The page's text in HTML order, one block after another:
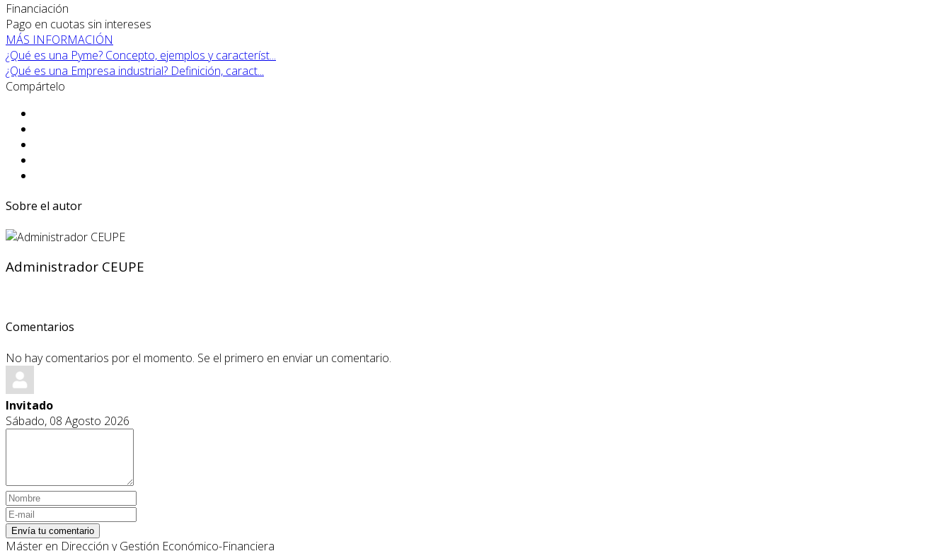
Financiación
Pago en cuotas sin intereses
MÁS INFORMACIÓN
¿Qué es una Pyme? Concepto, ejemplos y característ...
¿Qué es una Empresa industrial? Definición, caract...
Compártelo
Sobre el autor
Administrador CEUPE
Comentarios
No hay comentarios por el momento. Se el primero en enviar un comentario.
Invitado
Sábado, 08 Agosto 2026
Envía tu comentario
Máster en Dirección y Gestión Económico-Financiera